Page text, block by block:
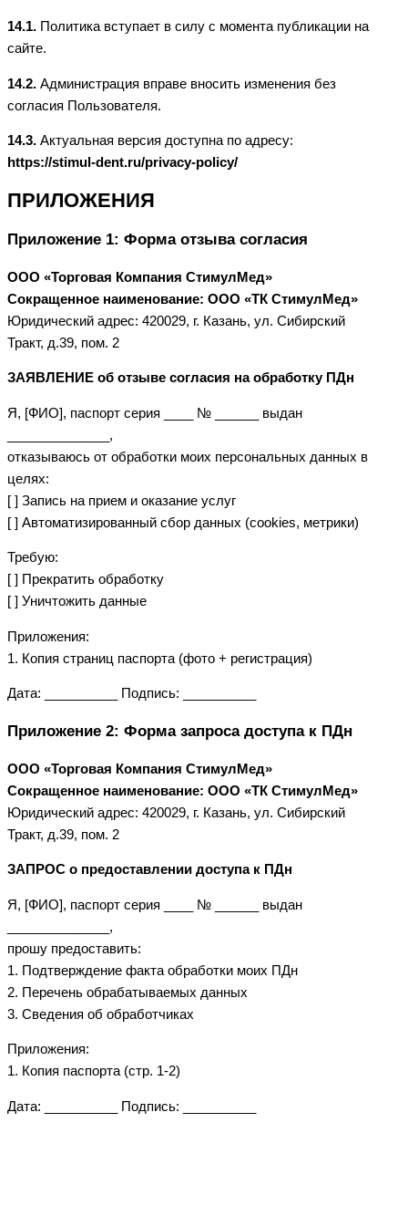
14.1. Политика вступает в силу с момента публикации на
сайте.
14.2. Администрация вправе вносить изменения без
согласия Пользователя.
14.3. Актуальная версия доступна по адресу:
https://stimul-dent.ru/privacy-policy/
ПРИЛОЖЕНИЯ
Приложение 1: Форма отзыва согласия
ООО «Торговая Компания СтимулМед»
Сокращенное наименование: ООО «ТК СтимулМед»
Юридический адрес: 420029, г. Казань, ул. Сибирский
Тракт, д.39, пом. 2
ЗАЯВЛЕНИЕ об отзыве согласия на обработку ПДн
Я, [ФИО], паспорт серия ____ № ______ выдан
______________,
отказываюсь от обработки моих персональных данных в
целях:
[ ] Запись на прием и оказание услуг
[ ] Автоматизированный сбор данных (cookies, метрики)
Требую:
[ ] Прекратить обработку
[ ] Уничтожить данные
Приложения:
1. Копия страниц паспорта (фото + регистрация)
Дата: __________ Подпись: __________
Приложение 2: Форма запроса доступа к ПДн
ООО «Торговая Компания СтимулМед»
Сокращенное наименование: ООО «ТК СтимулМед»
Юридический адрес: 420029, г. Казань, ул. Сибирский
Тракт, д.39, пом. 2
ЗАПРОС о предоставлении доступа к ПДн
Я, [ФИО], паспорт серия ____ № ______ выдан
______________,
прошу предоставить:
1. Подтверждение факта обработки моих ПДн
2. Перечень обрабатываемых данных
3. Сведения об обработчиках
Приложения:
1. Копия паспорта (стр. 1-2)
Дата: __________ Подпись: __________